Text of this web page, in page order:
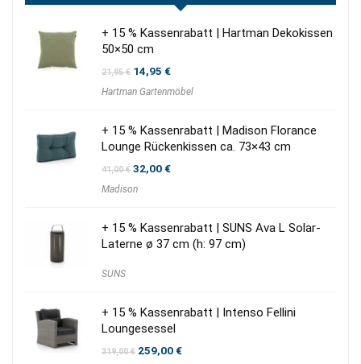
+ 15 % Kassenrabatt | Hartman Dekokissen
50×50 cm
21,95€ Ursprünglicher
war:
14,95 €Aktueller
ist:
Hartman Gartenmöbel
+ 15 % Kassenrabatt | Madison Florance
Lounge Rückenkissen ca. 73×43 cm
41,00€ Ursprünglicher
war:
32,00€Aktueller
Madison
+ 15 % Kassenrabatt | SUNS Ava L Solar-
Laterne ø 37 cm (h: 97 cm)
SUNS
+ 15 % Kassenrabatt | Intenso Fellini
Loungesessel
319,00€ Ursprünglicher
259,00€Aktueller